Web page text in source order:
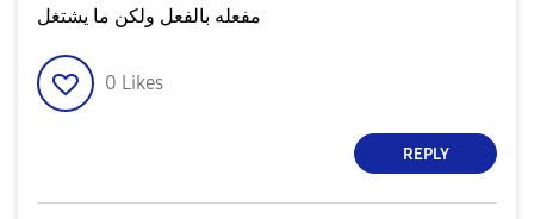
مفعله بالفعل ولكن ما يشتغل
0 Likes
REPLY